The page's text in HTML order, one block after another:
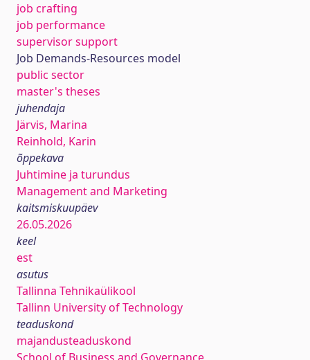
job crafting
job performance
supervisor support
Job Demands-Resources model
public sector
master's theses
juhendaja
Järvis, Marina
Reinhold, Karin
õppekava
Juhtimine ja turundus
Management and Marketing
kaitsmiskuupäev
26.05.2026
keel
est
asutus
Tallinna Tehnikaülikool
Tallinn University of Technology
teaduskond
majandusteaduskond